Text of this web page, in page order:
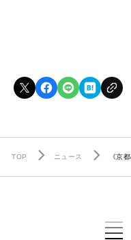
TOP ニュース 《京